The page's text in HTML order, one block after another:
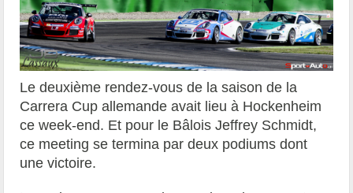
Le deuxième rendez-vous de la saison de la
Carrera Cup allemande avait lieu à Hockenheim
ce week-end. Et pour le Bâlois Jeffrey Schmidt,
ce meeting se termina par deux podiums dont
une victoire.